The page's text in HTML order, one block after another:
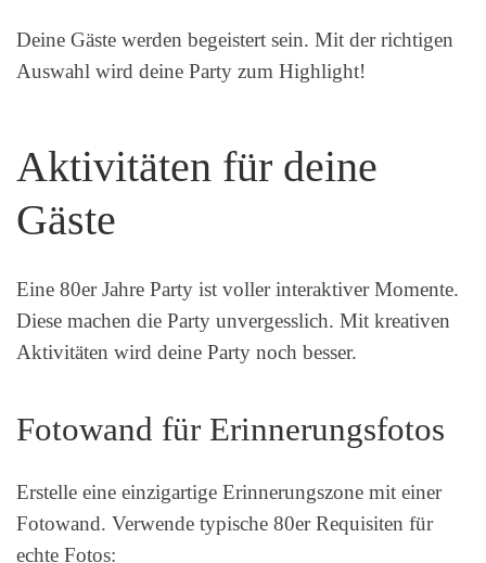
Deine Gäste werden begeistert sein. Mit der richtigen
Auswahl wird deine Party zum Highlight!
Aktivitäten für deine
Gäste
Eine 80er Jahre Party ist voller interaktiver Momente.
Diese machen die Party unvergesslich. Mit kreativen
Aktivitäten wird deine Party noch besser.
Fotowand für Erinnerungsfotos
Erstelle eine einzigartige Erinnerungszone mit einer
Fotowand. Verwende typische 80er Requisiten für
echte Fotos: